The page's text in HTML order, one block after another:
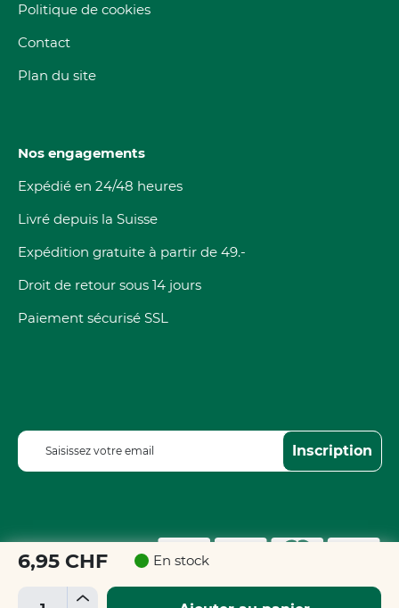
6,95 CHF En stock
+
Politique de cookies
Contact
Plan du site
Nos engagements
Expédié en 24/48 heures
Livré depuis la Suisse
Expédition gratuite à partir de 49.-
Droit de retour sous 14 jours
Paiement sécurisé SSL
I
i
p
Inscription